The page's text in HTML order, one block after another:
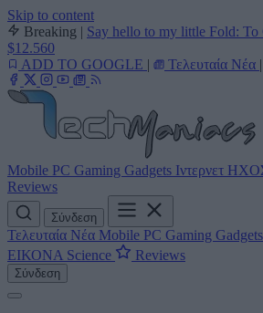
Skip to content
Breaking | Say hello to my little Fold:
$12.560
ADD TO GOOGLE | Τελευταία Νέα |
Mobile PC Gaming Gadgets Ιντερνετ
Reviews
Σύνδεση
Τελευταία Νέα Mobile PC Gaming Gadgets
ΕΙΚΟΝΑ Science Reviews
Σύνδεση